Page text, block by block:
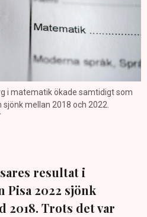
i matematik ökade samtidigt som
mellan 2018 och 2022.
resultat i
Pisa 2022 sjönk
Trots det var